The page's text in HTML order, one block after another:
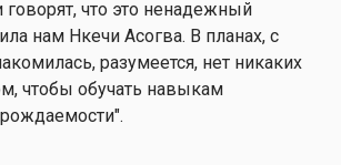
говорят, что это ненадежный
нам Нкечи Асогва. В планах, с
разумеется, нет никаких
чтобы обучать навыкам